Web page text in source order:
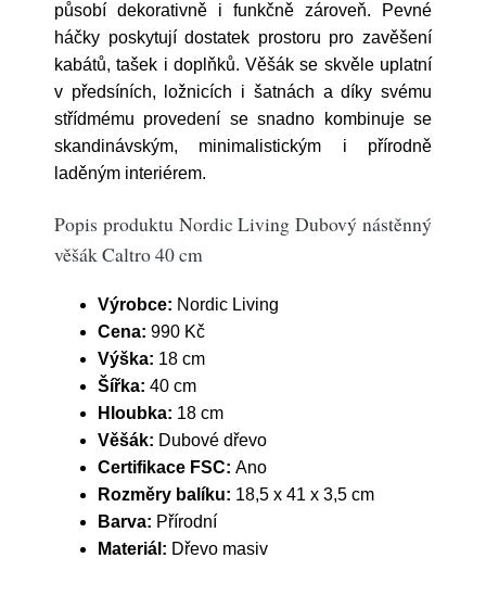
působí dekorativně i funkčně zároveň. Pevné
háčky poskytují dostatek prostoru pro zavěšení
kabátů, tašek i doplňků. Věšák se skvěle uplatní
v předsíních, ložnicích i šatnách a díky svému
střídmému provedení se snadno kombinuje se
skandinávským, minimalistickým i přírodně
laděným interiérem.
Popis produktu Nordic Living Dubový nástěnný
věšák Caltro 40 cm
Výrobce: Nordic Living
Cena: 990 Kč
Výška: 18 cm
Šířka: 40 cm
Hloubka: 18 cm
Věšák: Dubové dřevo
Certifikace FSC: Ano
Rozměry balíku: 18,5 x 41 x 3,5 cm
Barva: Přírodní
Materiál: Dřevo masiv